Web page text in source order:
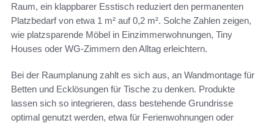
Raum, ein klappbarer Esstisch reduziert den permanenten
Platzbedarf von etwa 1 m² auf 0,2 m². Solche Zahlen zeigen,
wie platzsparende Möbel in Einzimmerwohnungen, Tiny
Houses oder WG-Zimmern den Alltag erleichtern.
Bei der Raumplanung zahlt es sich aus, an Wandmontage für
Betten und Ecklösungen für Tische zu denken. Produkte
lassen sich so integrieren, dass bestehende Grundrisse
optimal genutzt werden, etwa für Ferienwohnungen oder